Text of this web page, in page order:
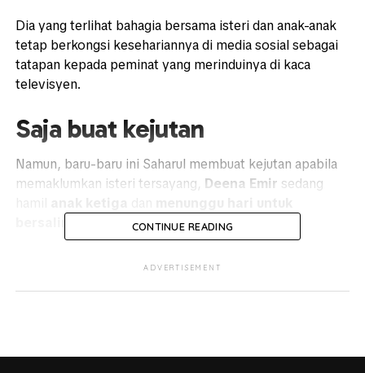
Dia yang terlihat bahagia bersama isteri dan anak-anak
tetap berkongsi kesehariannya di media sosial sebagai
tatapan kepada peminat yang merinduinya di kaca
televisyen.
Saja buat kejutan
Namun, baru-baru ini Saharul membuat kejutan apabila
memaklumkan isteri tersayang, Deena Emir sedang
CONTINUE READING
ADVERTISEMENT